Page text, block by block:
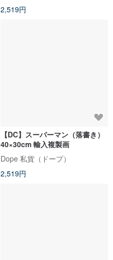
2,519円
【DC】スーパーマン（落書き）
40×30cm 輸入複製画
Dope 私貨（ドープ）
2,519円